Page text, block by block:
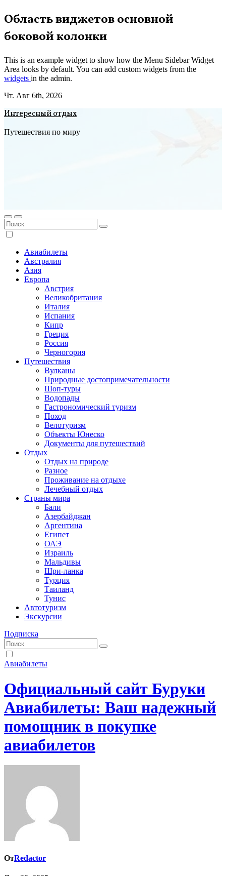
Перейти
к
содержимому
Область виджетов основной
боковой колонки
This is an example widget to show how the Menu Sidebar Widget
Area looks by default. You can add custom widgets from the
widgets in the admin.
Чт. Авг 6th, 2026
Интересный отдых
Путешествия по миру
Авиабилеты
Австралия
Азия
Европа
Австрия
Великобритания
Италия
Испания
Кипр
Греция
Россия
Черногория
Путешествия
Вулканы
Природные достопримечательности
Шоп-туры
Водопады
Гастрономический туризм
Поход
Велотуризм
Объекты Юнеско
Документы для путешествий
Отдых
Отдых на природе
Разное
Проживание на отдыхе
Лечебный отдых
Страны мира
Бали
Азербайджан
Аргентина
Египет
ОАЭ
Израиль
Мальдивы
Шри-ланка
Турция
Таиланд
Тунис
Автотуризм
Экскурсии
Подписка
Авиабилеты
Официальный сайт Буруки
Авиабилеты: Ваш надежный
помощник в покупке
авиабилетов
ОтRedactor